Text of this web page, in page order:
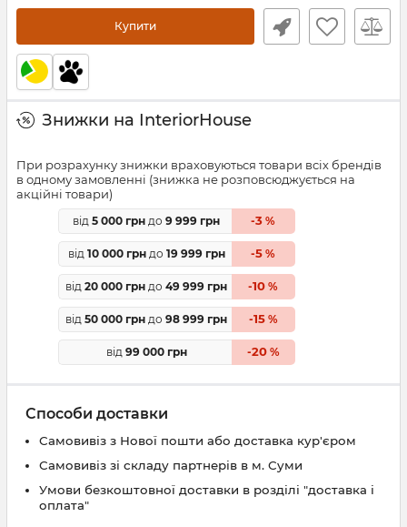
Купити
Знижки на InteriorHouse
При розрахунку знижки враховуються товари всіх брендів
в одному замовленні (знижка не розповсюджується на
акційні товари)
від 5 000 грн до 9 999 грн -3 %
від 10 000 грндо 19 999 грн -5 %
від 20 000 грн до 49 999 грн -10 %
від 50 000 грн до 98 999 грн -15%
від 99 000 грн -20%
Способи доставки
Самовивіз з Нової пошти або доставка кур'єром
Самовивіз зі складу партнерів в м. Суми
Умови безкоштовної доставки в розділі "доставка і
оплата"